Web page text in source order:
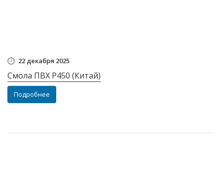
22 декабря 2025
Смола ПВХ Р450 (Китай)
Подробнее